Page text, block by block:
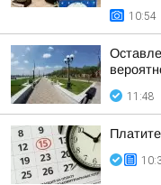
10:54
11:48